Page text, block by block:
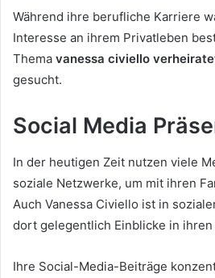
Während ihre berufliche Karriere
Interesse an ihrem Privatleben
Thema vanessa civiello
gesucht.
Social Media
In der heutigen Zeit nutzen viele
soziale Netzwerke, um mit ihren
Auch Vanessa Civiello ist in
dort gelegentlich Einblicke in ihren
Ihre Social-Media-Beiträge